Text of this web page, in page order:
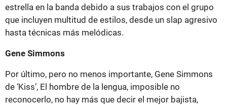
estrella en la banda debido a sus trabajos con el grupo
que incluyen multitud de estilos, desde un slap agresivo
hasta técnicas más melódicas.
Gene Simmons
Por último, pero no menos importante, Gene Simmons
de ‘Kiss’, El hombre de la lengua, imposible no
reconocerlo, no hay más que decir el mejor bajista,